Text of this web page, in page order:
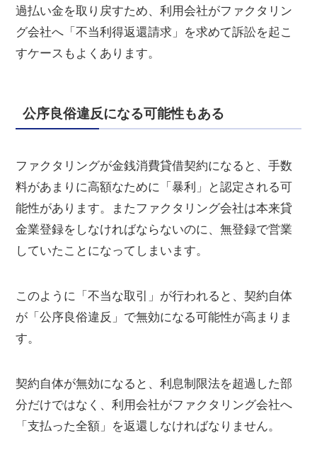
過払い金を取り戻すため、利用会社がファクタリン
グ会社へ「不当利得返還請求」を求めて訴訟を起こ
すケースもよくあります。
公序良俗違反になる可能性もある
ファクタリングが金銭消費貸借契約になると、手数
料があまりに高額なために「暴利」と認定される可
能性があります。またファクタリング会社は本来貸
金業登録をしなければならないのに、無登録で営業
していたことになってしまいます。
このように「不当な取引」が行われると、契約自体
が「公序良俗違反」で無効になる可能性が高まりま
す。
契約自体が無効になると、利息制限法を超過した部
分だけではなく、利用会社がファクタリング会社へ
「支払った全額」を返還しなければなりません。